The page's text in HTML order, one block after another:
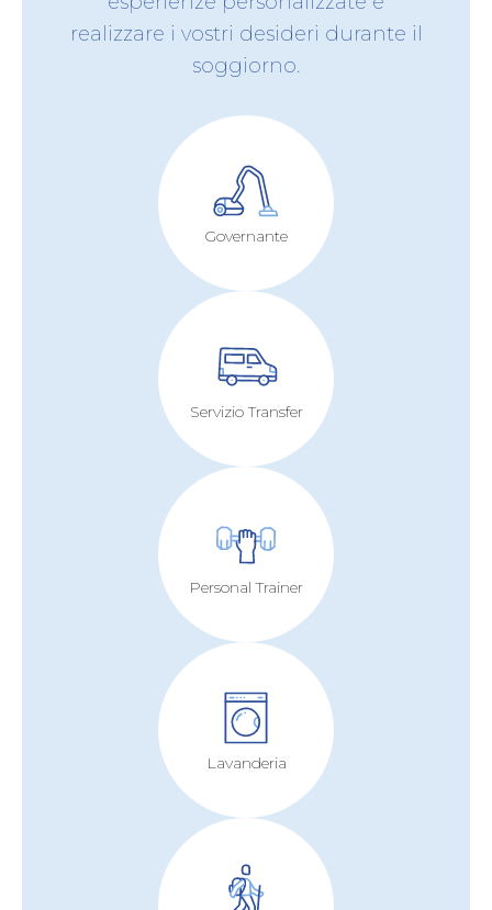
realizzare i vostri desideri durante il
soggiorno.
Governante
Servizio Transfer
Personal Trainer
Lavanderia